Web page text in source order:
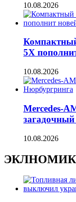
10.08.2026
5X
10.08.2026
Mercedes-
10.08.2026